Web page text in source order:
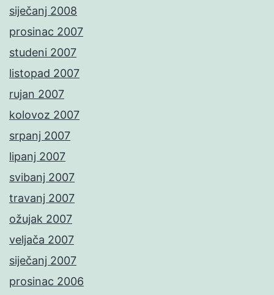
siječanj 2008
prosinac 2007
studeni 2007
listopad 2007
rujan 2007
kolovoz 2007
srpanj 2007
lipanj 2007
svibanj 2007
travanj 2007
ožujak 2007
veljača 2007
siječanj 2007
prosinac 2006